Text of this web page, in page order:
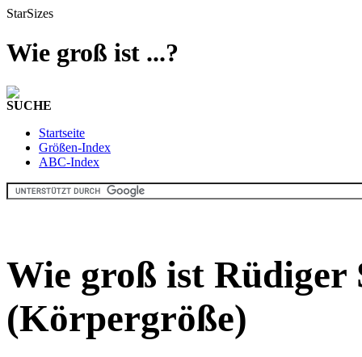
StarSizes
Wie groß ist ...?
SUCHE
Startseite
Größen-Index
ABC-Index
Wie groß ist Rüdiger
(Körpergröße)